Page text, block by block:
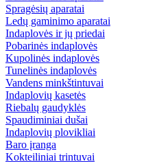
Spragėsių aparatai
Ledų gaminimo aparatai
Indaplovės ir jų priedai
Pobarinės indaplovės
Kupolinės indaplovės
Tunelinės indaplovės
Vandens minkštintuvai
Indaplovių kasetės
Riebalų gaudyklės
Spaudiminiai dušai
Indaplovių plovikliai
Baro įranga
Kokteiliniai trintuvai